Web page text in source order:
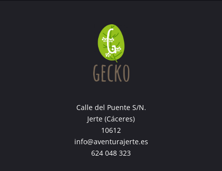
Calle del Puente S/N.
Jerte (Cáceres)
10612
info@aventurajerte.es
624 048 323